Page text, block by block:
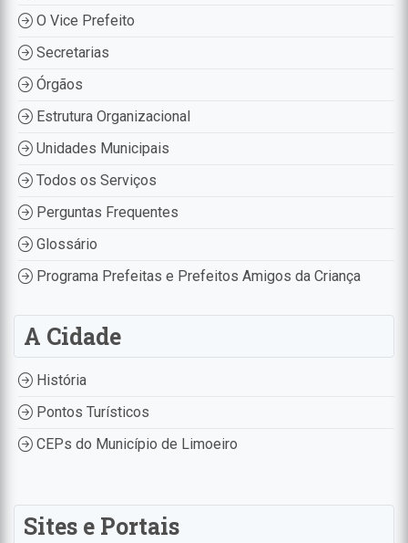
O Vice Prefeito
Secretarias
Órgãos
Estrutura Organizacional
Unidades Municipais
Todos os Serviços
Perguntas Frequentes
Glossário
Programa Prefeitas e Prefeitos Amigos da Criança
A Cidade
História
Pontos Turísticos
CEPs do Município de Limoeiro
Sites e Portais